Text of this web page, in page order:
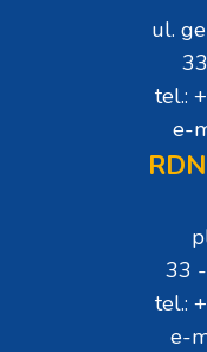
ul.
tel.:
e-
33
tel.:
e-